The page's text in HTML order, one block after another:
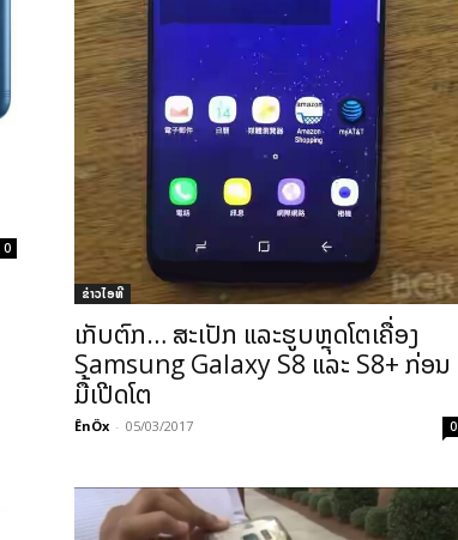
0
ຂ່າວ​ໄອ​ທີ
ເກັບຕົກ… ສະເປັກ ແລະຮູບຫຼຸດໂຕເຄື່ອງ
Samsung Galaxy S8 ແລະ S8+ ກ່ອນ
ມື້ເປີດໂຕ
ÊnÖx - 05/03/2017 0